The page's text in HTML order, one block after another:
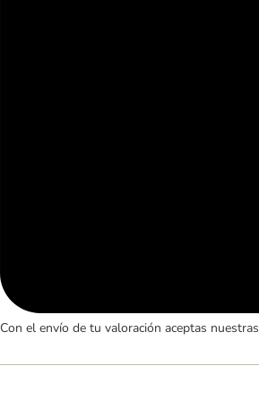
Con el envío de tu valoración aceptas nuestras